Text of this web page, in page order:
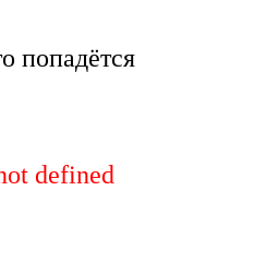
попадётся
defined